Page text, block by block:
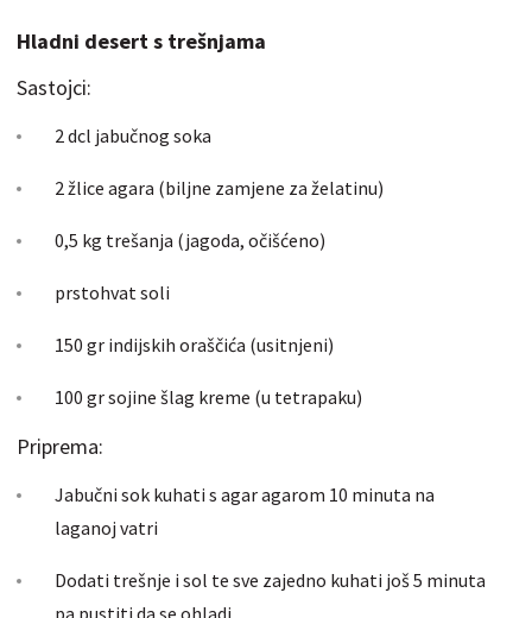
Hladni desert s trešnjama
Sastojci:
2 dcl jabučnog soka
2 žlice agara (biljne zamjene za želatinu)
0,5 kg trešanja (jagoda, očišćeno)
prstohvat soli
150 gr indijskih oraščića (usitnjeni)
100 gr sojine šlag kreme (u tetrapaku)
Priprema:
Jabučni sok kuhati s agar agarom 10 minuta na
laganoj vatri
Dodati trešnje i sol te sve zajedno kuhati još 5 minuta